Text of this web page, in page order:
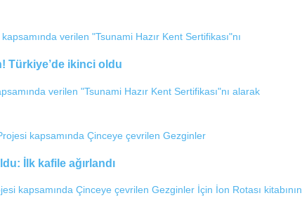
Türkiye’de ikinci oldu
verilen "Tsunami Hazır Kent Sertifikası"nı alarak
İlk kafile ağırlandı
kapsamında Çinceye çevrilen Gezginler İçin İon Rotası kitabının